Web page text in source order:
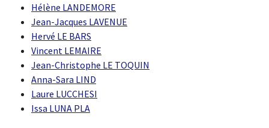
Hélène LANDEMORE
Jean-Jacques LAVENUE
Hervé LE BARS
Vincent LEMAIRE
Jean-Christophe LE TOQUIN
Anna-Sara LIND
Laure LUCCHESI
Issa LUNA PLA